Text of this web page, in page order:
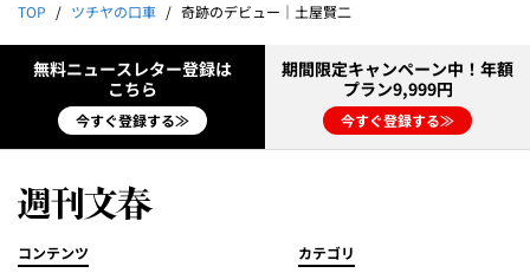
TOP ツチヤの口車 奇跡のデビュー｜土屋賢二
無料ニュースレター登録は
こちら
今すぐ登録する≫
期間限定キャンペーン中！年額
プラン9,999円
今すぐ登録する≫
コンテンツ カテゴリ